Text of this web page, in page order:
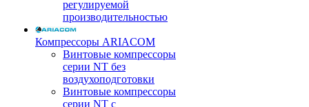
регулируемой
производительностью
Компрессоры ARIACOM
Винтовые компрессоры
серии NT без
воздухоподготовки
Винтовые компрессоры
серии NT c